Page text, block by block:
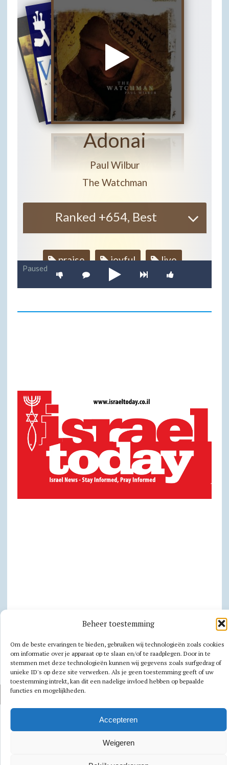
Beheer toestemming
Om de beste ervaringen te bieden, gebruiken wij technologieën zoals cookies
om informatie over je apparaat op te slaan en/of te raadplegen. Door in te
stemmen met deze technologieën kunnen wij gegevens zoals surfgedrag of
unieke ID's op deze site verwerken. Als je geen toestemming geeft of uw
toestemming intrekt, kan dit een nadelige invloed hebben op bepaalde
functies en mogelijkheden.
Accepteren
Weigeren
Cookiebeleid
AUTEURSRECHT 2026|MH NEWSDESK LITE DOOR